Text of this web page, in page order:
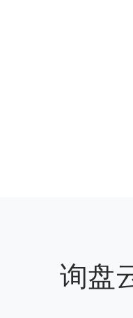
询盘